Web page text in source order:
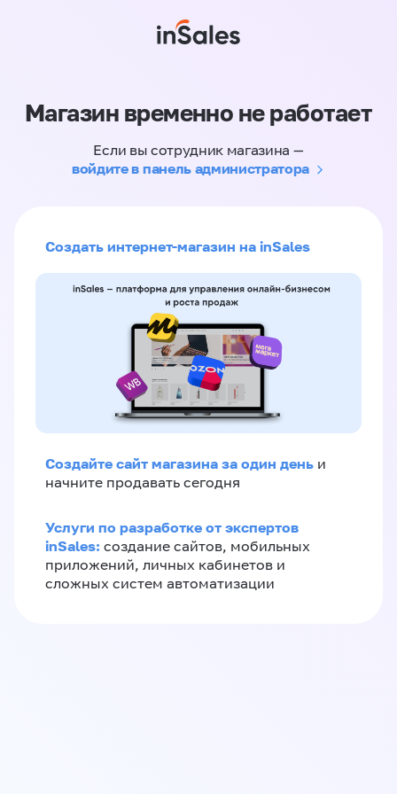
Магазин временно не работает
Если вы сотрудник магазина —
войдите в панель администратора
Создать интернет-магазин на inSales
Создайте сайт магазина за один день и
начните продавать сегодня
Услуги по разработке от экспертов
inSales: создание сайтов, мобильных
приложений, личных кабинетов и
сложных систем автоматизации